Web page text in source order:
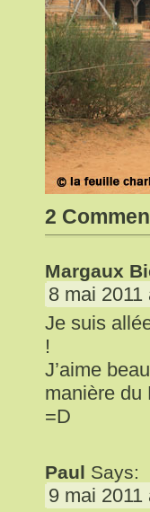
2
Margaux
8 mai 2011
Je suis
!
J’aime
manière du
=D
Paul Says:
9 mai 2011